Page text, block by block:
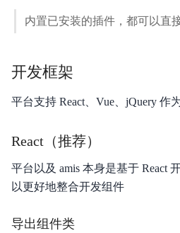
内置已安装的插件，都可以直
开发框架
平台支持 React、Vue、jQuery 作
React（推荐）
平台以及 amis 本身是基于 React
以更好地整合开发组件
导出组件类